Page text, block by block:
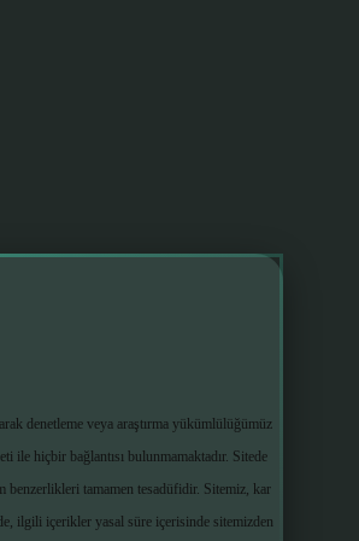
denetleme veya araştırma yükümlülüğümüz
ile hiçbir bağlantısı bulunmamaktadır. Sitede
benzerlikleri tamamen tesadüfidir. Sitemiz, kar
ilgili içerikler yasal süre içerisinde sitemizden